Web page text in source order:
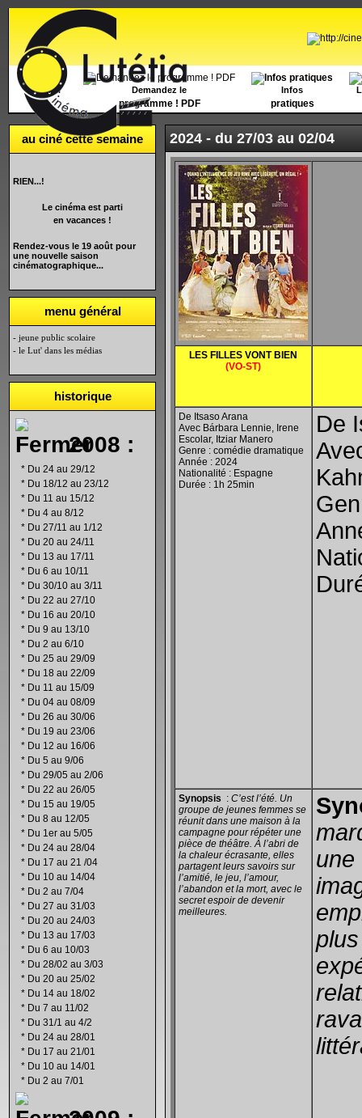
Accueil Demandez le
programme ! PDF
Infos
pratiques
au ciné cette semaine
RIEN...!
Le cinéma est parti
en vacances !
Rendez-vous le 19 août pour
une nouvelle saison
cinématographique...
menu général
- jeune public scolaire
- le Lut' dans les médias
historique
2008 :
* Du 24 au 29/12
* Du 18/12 au 23/12
* Du 11 au 15/12
* Du 4 au 8/12
* Du 27/11 au 1/12
* Du 20 au 24/11
* Du 13 au 17/11
* Du 6 au 10/11
* Du 30/10 au 3/11
* Du 22 au 27/10
* Du 16 au 20/10
* Du 9 au 13/10
* Du 2 au 6/10
* Du 25 au 29/09
* Du 18 au 22/09
* Du 11 au 15/09
* Du 04 au 08/09
* Du 26 au 30/06
* Du 19 au 23/06
* Du 12 au 16/06
* Du 5 au 9/06
* Du 29/05 au 2/06
* Du 22 au 26/05
* Du 15 au 19/05
* Du 8 au 12/05
* Du 1er au 5/05
* Du 24 au 28/04
* Du 17 au 21 /04
* Du 10 au 14/04
* Du 2 au 7/04
* Du 27 au 31/03
* Du 20 au 24/03
* Du 13 au 17/03
* Du 6 au 10/03
* Du 28/02 au 3/03
* Du 20 au 25/02
* Du 14 au 18/02
* Du 7 au 11/02
* Du 31/1 au 4/2
* Du 24 au 28/01
* Du 17 au 21/01
* Du 10 au 14/01
* Du 2 au 7/01
2024 - du 27/03 au 02/04
LES FILLES VONT BIEN
(VO-ST)
De Itsaso Arana
Avec Bárbara Lennie, Irene
Escolar, Itziar Manero
Genre : comédie dramatique
Année : 2024
Nationalité : Espagne
Durée : 1h 25min
De
Synopsis : C’est l’été. Un
groupe de jeunes femmes se
réunit dans une maison à la
campagne pour répéter une
pièce de théâtre. À l’abri de
la chaleur écrasante, elles
partagent leurs savoirs sur
l’amitié, le jeu, l’amour,
l’abandon et la mort, avec le
secret espoir de devenir
meilleures.
une